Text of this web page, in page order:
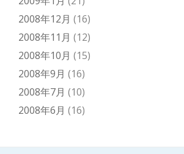
2008年12月 (16)
2008年11月 (12)
2008年10月 (15)
2008年9月 (16)
2008年7月 (10)
2008年6月 (16)